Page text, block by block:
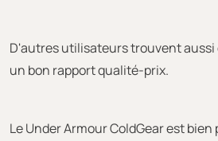
D'autres utilisateurs trouvent aussi
un bon rapport qualité-prix.
Le Under Armour ColdGear est